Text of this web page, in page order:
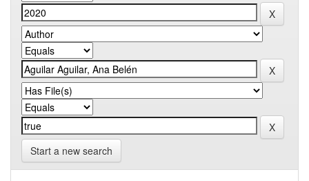
Start a new search